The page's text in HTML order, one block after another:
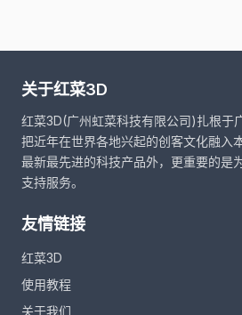
关于红菜3D
红菜3D(广州虹菜科技有限公司)扎根于
把近年在世界各地兴起的创客文化融入
最新最先进的科技产品外，更重要的是
支持服务。
友情链接
红菜3D
使用教程
关于我们